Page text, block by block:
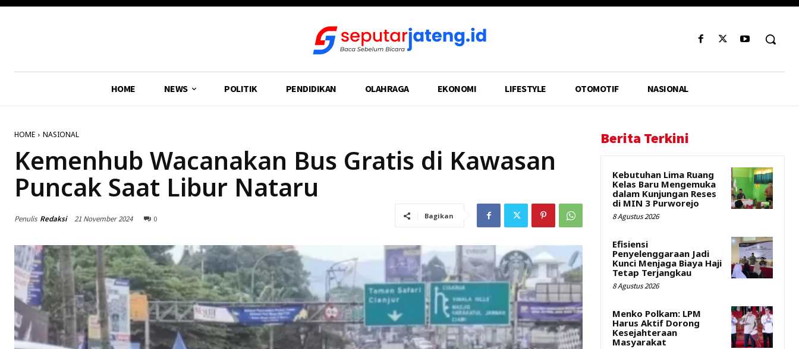
HOME NEWS POLITIK PENDIDIKAN OLAHRAGA EKONOMI LIFESTYLE OTOMOTIF NASIONAL
HOME NASIONAL
Kemenhub Wacanakan Bus Gratis di Kawasan
Puncak Saat Libur Nataru
Penulis Redaksi 21 November 2024 0 Bagikan
Berita Terkini
Kebutuhan Lima Ruang
Kelas Baru Mengemuka
dalam Kunjungan Reses
di MIN 3 Purworejo
8 Agustus 2026
Efisiensi
Penyelenggaraan Jadi
Kunci Menjaga Biaya Haji
Tetap Terjangkau
8 Agustus 2026
Menko Polkam: LPM
Harus Aktif Dorong
Kesejahteraan
Masyarakat